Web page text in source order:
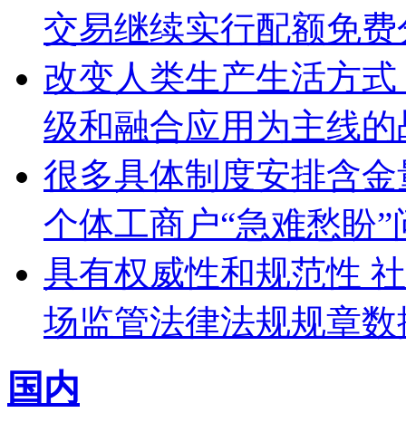
交易继续实行配额免费
改变人类生产生活方
级和融合应用为主线
很多具体制度安排含
个体工商户“急难愁盼”
具有权威性和规范性
场监管法律法规规章数
国内